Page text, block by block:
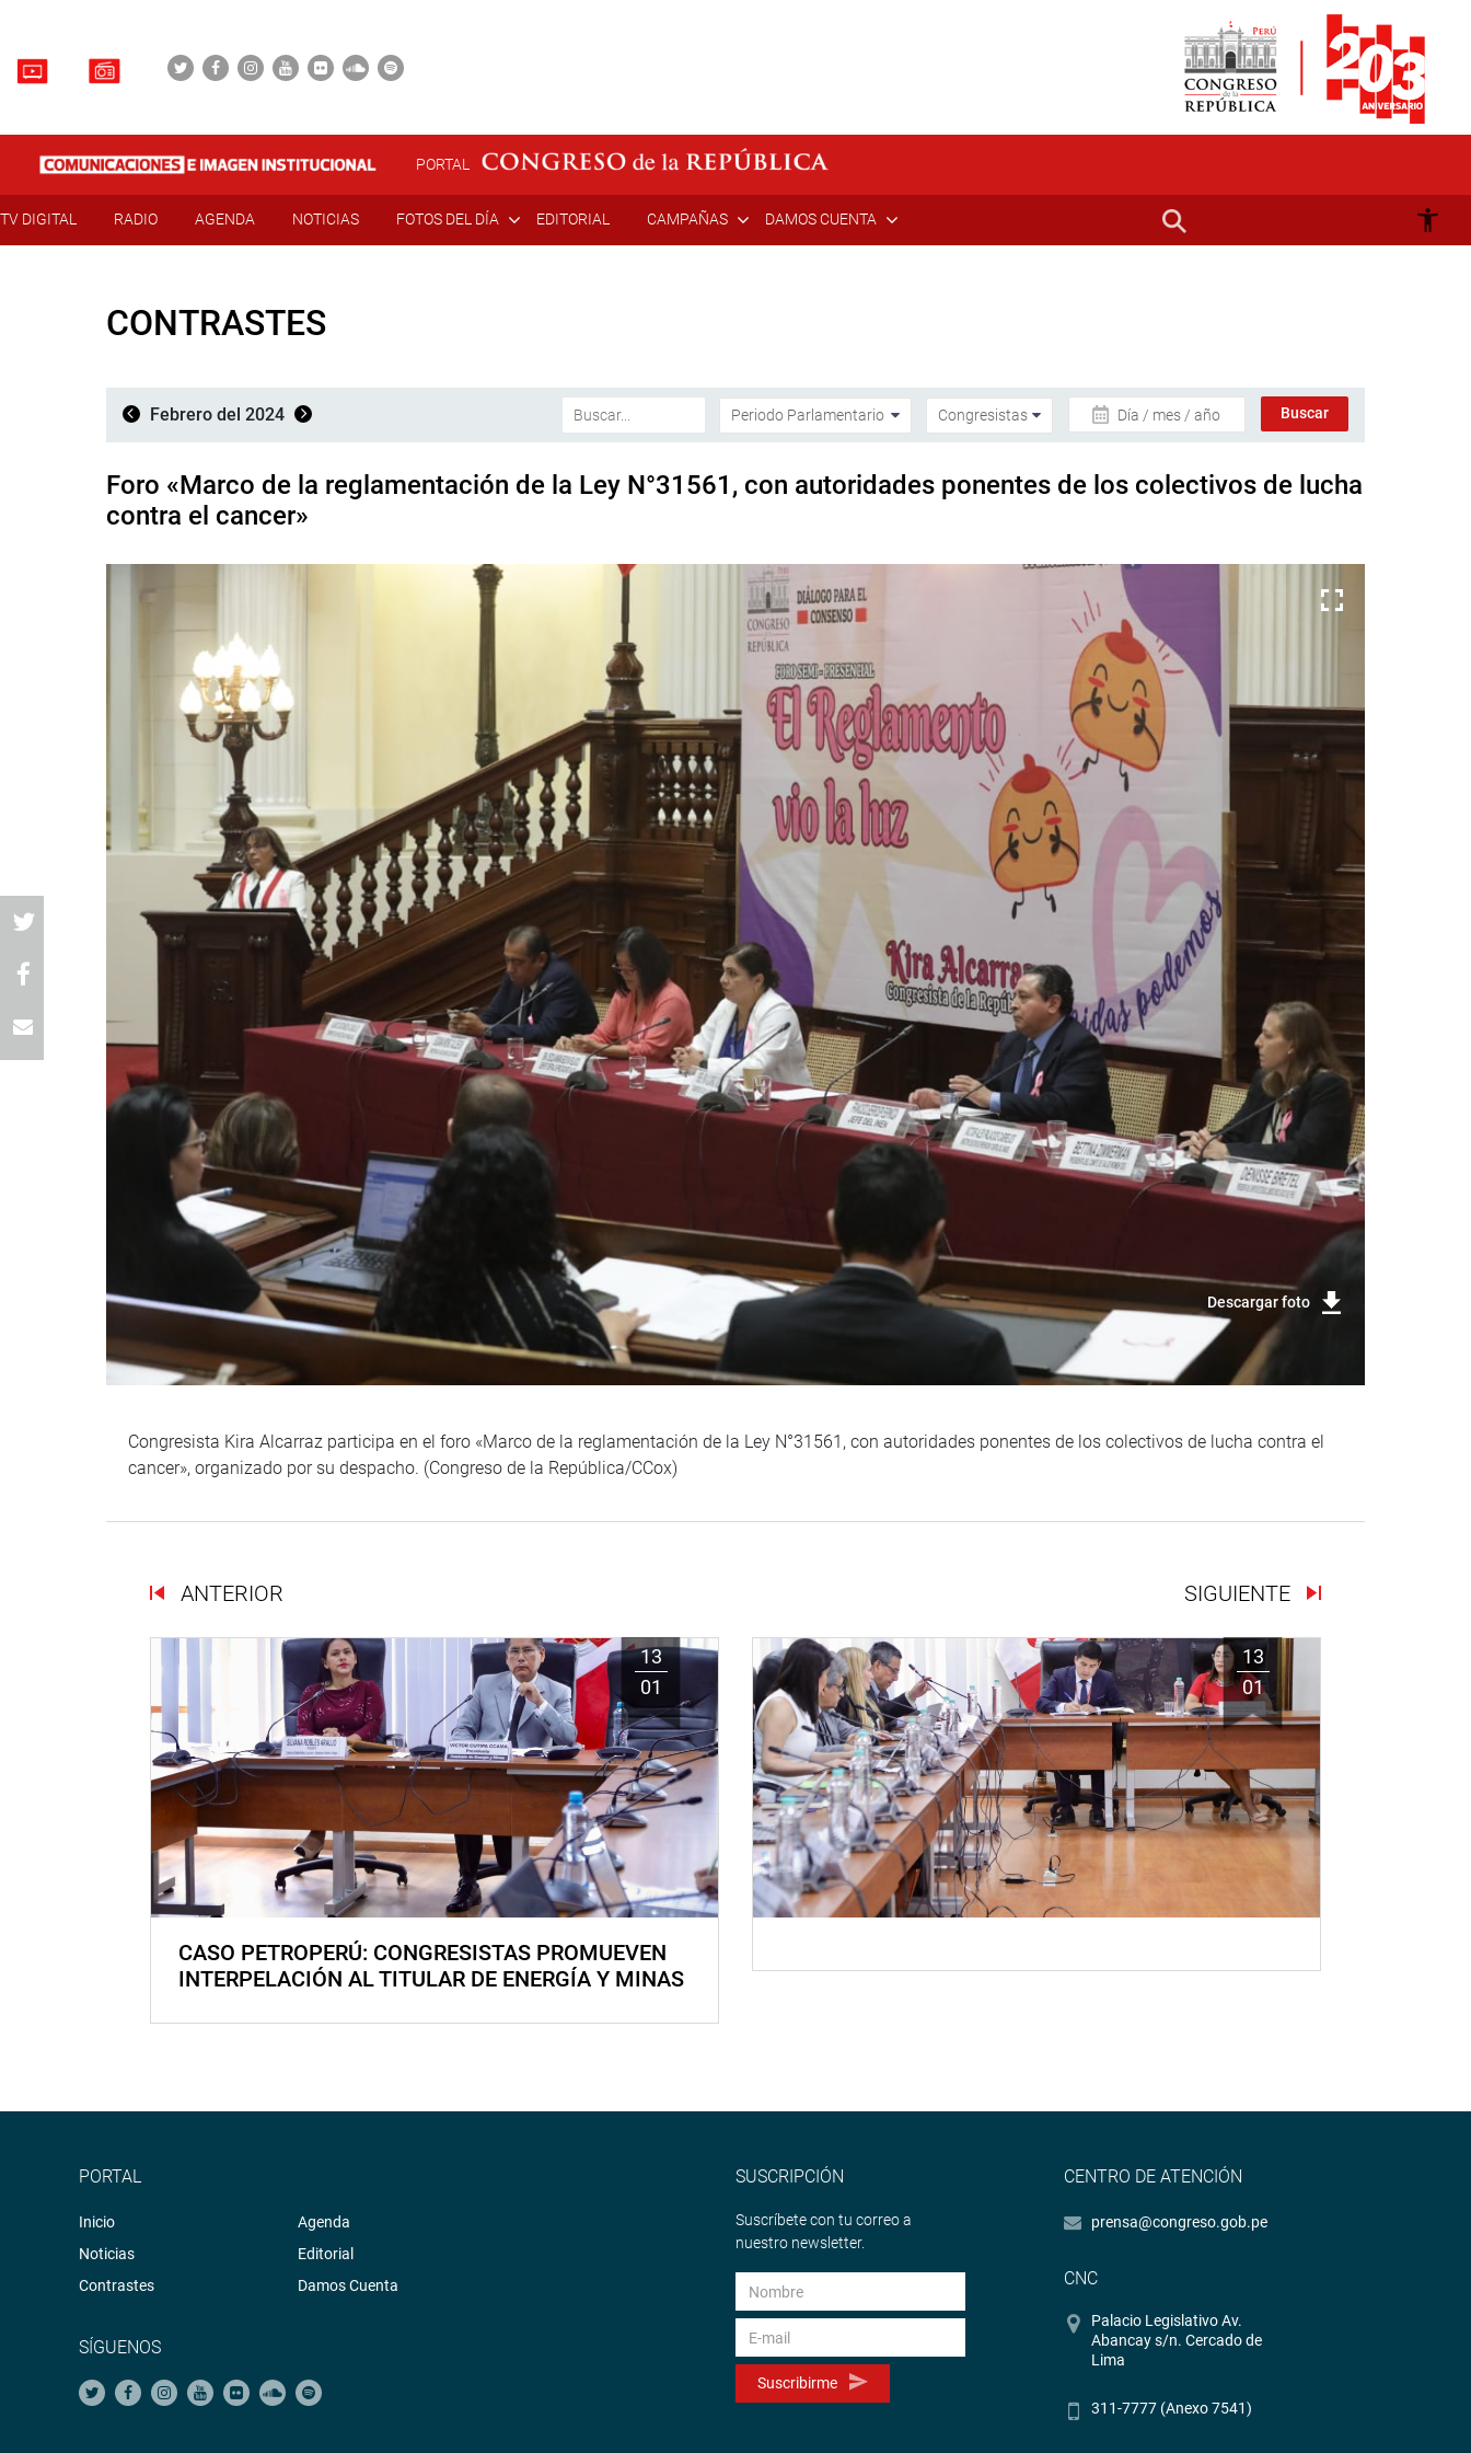
PORTAL
TV DIGITAL RADIO AGENDA NOTICIAS FOTOS DEL DÍA EDITORIAL CAMPAÑAS DAMOS CUENTA
CONTRASTES
Febrero del 2024 Día / mes / año
Foro «Marco de la reglamentación de la Ley N°31561, con autoridades ponentes de los colectivos de lucha
contra el cancer»
Descargar foto
Congresista Kira Alcarraz participa en el foro «Marco de la reglamentación de la Ley N°31561, con autoridades ponentes de los colectivos de lucha contra el
cancer», organizado por su despacho. (Congreso de la República/CCox)
ANTERIOR SIGUIENTE
13
01
CASO PETROPERÚ: CONGRESISTAS PROMUEVEN
INTERPELACIÓN AL TITULAR DE ENERGÍA Y MINAS
13
01
PORTAL
Inicio
Noticias
Contrastes
Agenda
Editorial
Damos Cuenta
SÍGUENOS
SUSCRIPCIÓN
Suscríbete con tu correo a
nuestro newsletter.
Suscribirme
CENTRO DE ATENCIÓN
prensa@congreso.gob.pe
CNC
Palacio Legislativo Av.
Abancay s/n. Cercado de
Lima
311-7777 (Anexo 7541)